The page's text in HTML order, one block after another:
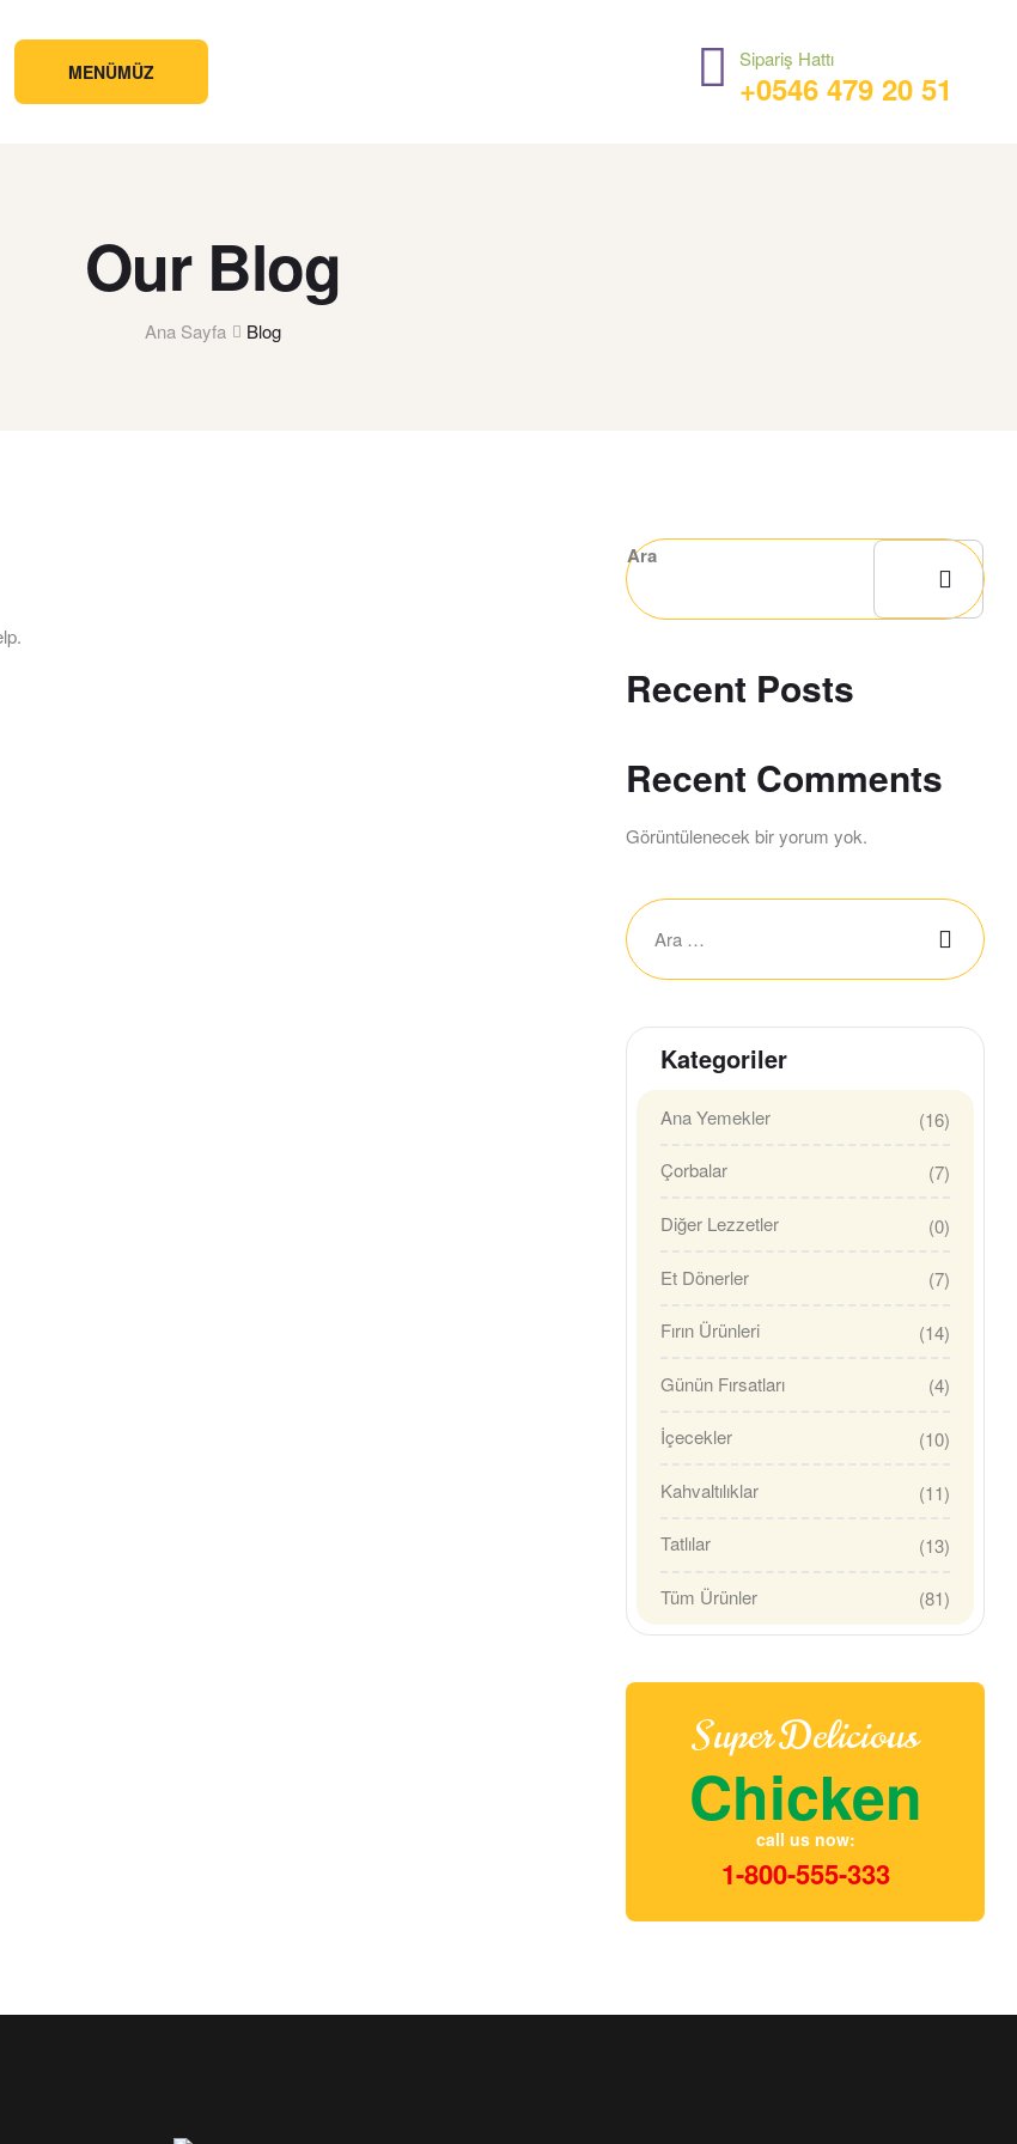
MENÜMÜZ
Sipariş Hattı
+0546 479 20 51
Our Blog
Ana Sayfa Blog
Ara
Recent Posts
Recent Comments
Görüntülenecek bir yorum yok.
Kategoriler
Ana Yemekler (16)
Çorbalar (7)
Diğer Lezzetler (0)
Et Dönerler (7)
Fırın Ürünleri (14)
Günün Fırsatları (4)
İçecekler (10)
Kahvaltılıklar (11)
Tatlılar (13)
Tüm Ürünler (81)
Super Delicious
Chicken
call us now:
1-800-555-333